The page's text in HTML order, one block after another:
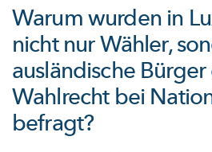
Warum wurden in
nicht nur Wähler,
ausländische
Wahlrecht bei
befragt?